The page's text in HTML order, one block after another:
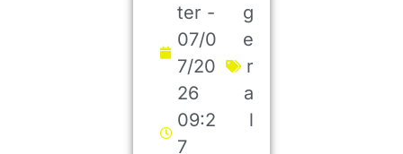
ter -
07/0
7/20
26
09:2
7
g
e
r
a
l